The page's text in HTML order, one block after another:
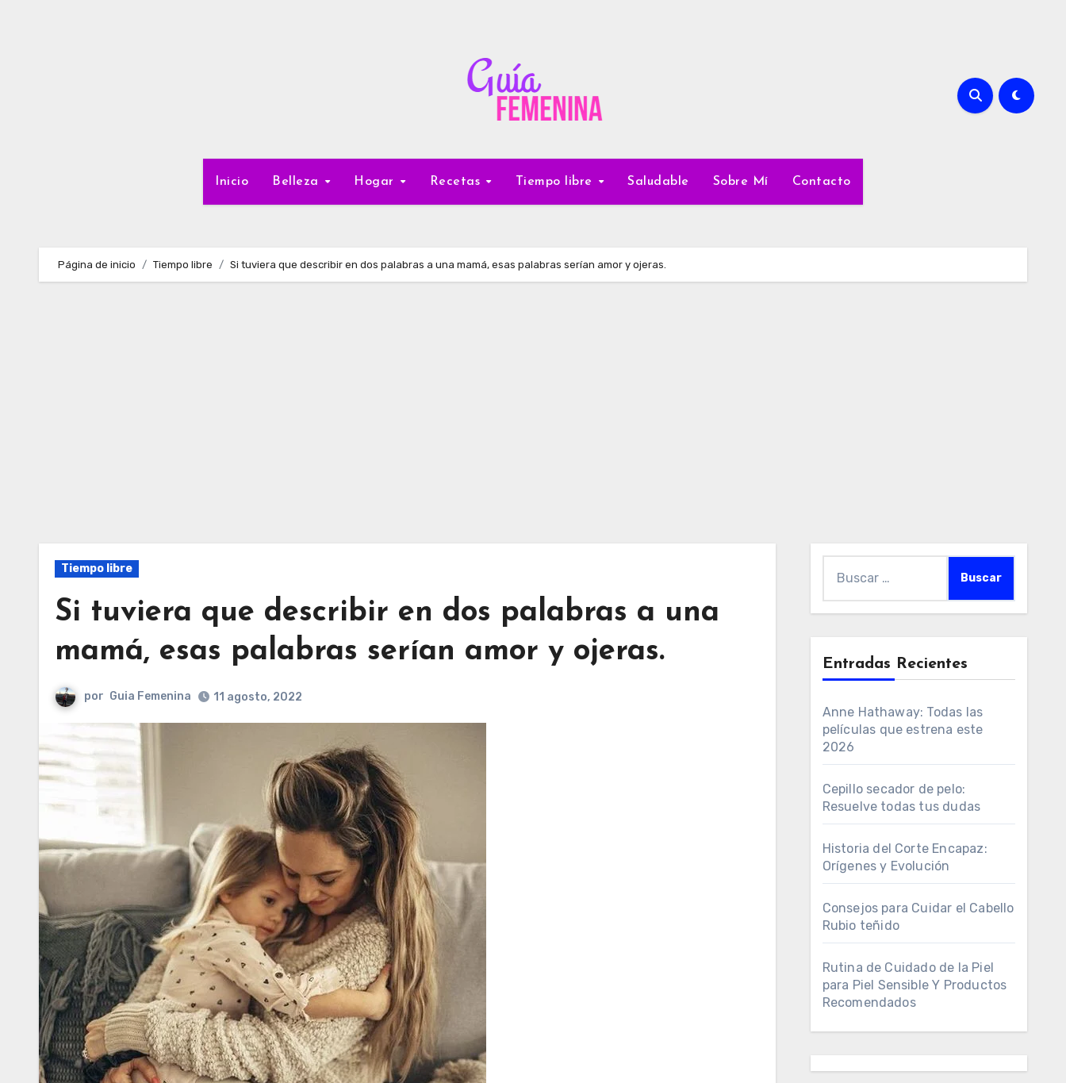
Inicio Belleza Hogar Recetas Tiempo libre Saludable Sobre Mí Contacto
Página de inicio Tiempo libre Si tuviera que describir en dos palabras a una mamá, esas palabras serían amor y ojeras.
Tiempo libre
Si tuviera que describir en dos palabras a una
mamá, esas palabras serían amor y ojeras.
por Guia Femenina 11 agosto, 2022
Entradas Recientes
Anne Hathaway: Todas las
películas que estrena este
2026
Cepillo secador de pelo:
Resuelve todas tus dudas
Historia del Corte Encapaz:
Orígenes y Evolución
Consejos para Cuidar el Cabello
Rubio teñido
Rutina de Cuidado de la Piel
para Piel Sensible Y Productos
Recomendados